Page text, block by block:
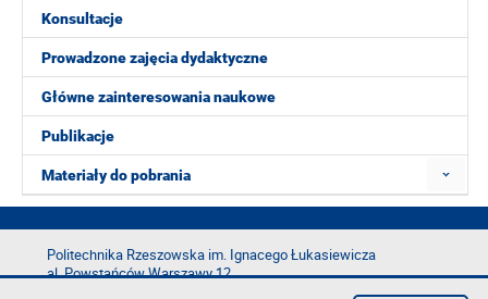
Konsultacje
Prowadzone zajęcia dydaktyczne
Główne zainteresowania naukowe
Publikacje
Materiały do pobrania
Politechnika Rzeszowska im. Ignacego Łukasiewicza
al. Powstańców Warszawy 12